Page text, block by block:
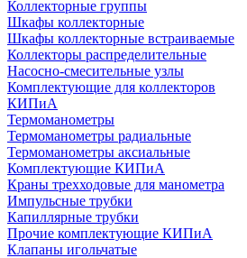
Коллекторные группы
Шкафы коллекторные
Шкафы коллекторные встраиваемые
Коллекторы распределительные
Насосно-смесительные узлы
Комплектующие для коллекторов
КИПиА
Термоманометры
Термоманометры радиальные
Термоманометры аксиальные
Комплектующие КИПиА
Краны трехходовые для манометра
Импульсные трубки
Капиллярные трубки
Прочие комплектующие КИПиА
Клапаны игольчатые